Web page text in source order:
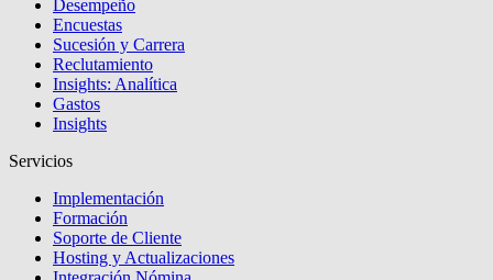
Desempeño
Encuestas
Sucesión y Carrera
Reclutamiento
Insights: Analítica
Gastos
Insights
Servicios
Implementación
Formación
Soporte de Cliente
Hosting y Actualizaciones